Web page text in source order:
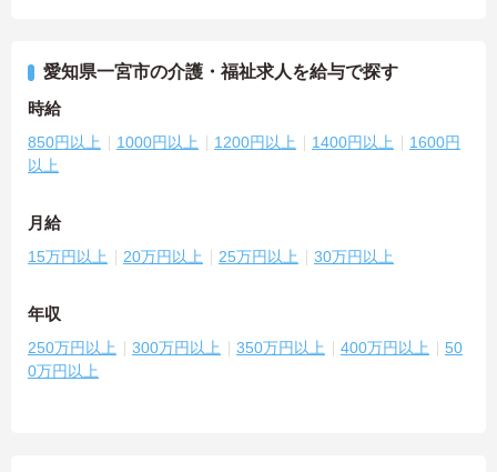
愛知県一宮市の介護・福祉求人を給与で探す
時給
850円以上 1000円以上 1200円以上 1400円以上
1600円
以上
月給
15万円以上 20万円以上 25万円以上 30万円以上
年収
250万円以上 300万円以上 350万円以上 400万円以上
50
0万円以上